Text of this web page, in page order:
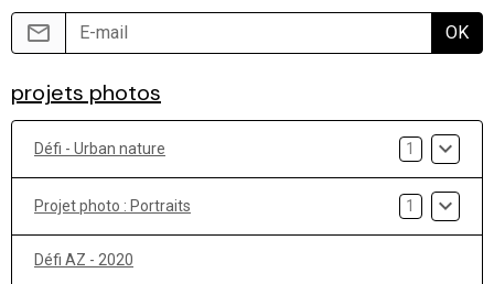
OK
projets photos
Défi - Urban nature 1
Projet photo : Portraits 1
Défi AZ - 2020